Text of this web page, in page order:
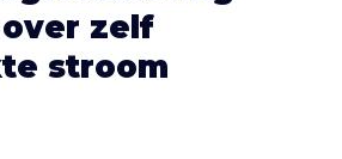
zelf
stroom